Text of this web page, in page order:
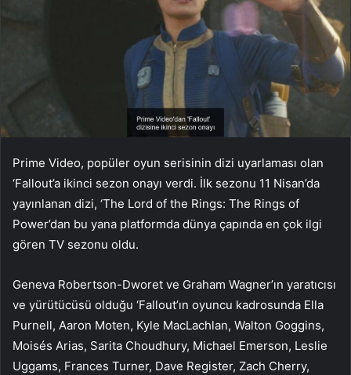
Prime Video, popüler oyun serisinin dizi uyarlaması olan
‘Fallout’a ikinci sezon onayı verdi. İlk sezonu 11 Nisan’da
yayınlanan dizi, ‘The Lord of the Rings: The Rings of
Power’dan bu yana platformda dünya çapında en çok ilgi
gören TV sezonu oldu.
Geneva Robertson-Dworet ve Graham Wagner’ın yaratıcısı
ve yürütücüsü olduğu ‘Fallout’ın oyuncu kadrosunda Ella
Purnell, Aaron Moten, Kyle MacLachlan, Walton Goggins,
Moisés Arias, Sarita Choudhury, Michael Emerson, Leslie
Uggams, Frances Turner, Dave Register, Zach Cherry,